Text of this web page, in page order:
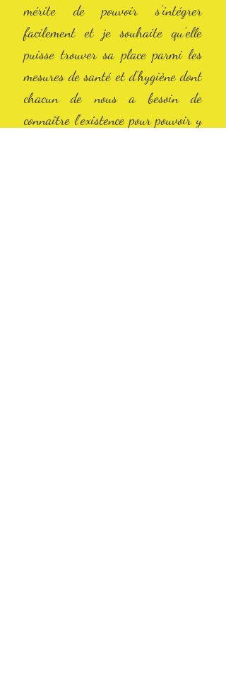
mérite de pouvoir s’intégrer
facilement et je souhaite qu’elle
puisse trouver sa place parmi les
mesures de santé et d’hygiène dont
chacun de nous a besoin de
connaître l'existence pour pouvoir y